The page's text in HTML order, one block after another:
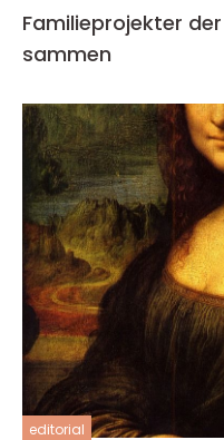
Familieprojekter
sammen
editorial